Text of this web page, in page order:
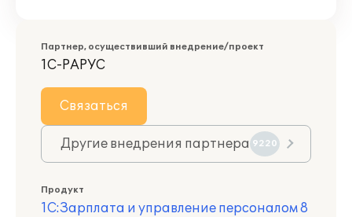
Партнер, осуществивший внедрение/проект
1С-РАРУС
Связаться
Другие внедрения партнера 9220
Продукт
1С:Зарплата и управление персоналом 8